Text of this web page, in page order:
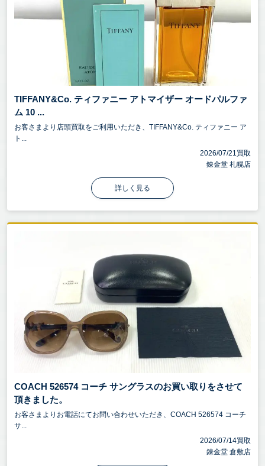
TIFFANY&Co. ティファニー アトマイザー オードパルファ
ム 10 ...
お客さまより店頭買取をご利用いただき、TIFFANY&Co. ティファニー ア
ト...
2026/07/21買取
錬金堂 札幌店
詳しく見る
COACH 526574 コーチ サングラスのお買い取りをさせて
頂きました。
お客さまよりお電話にてお問い合わせいただき、COACH 526574 コーチ
サ...
2026/07/14買取
錬金堂 倉敷店